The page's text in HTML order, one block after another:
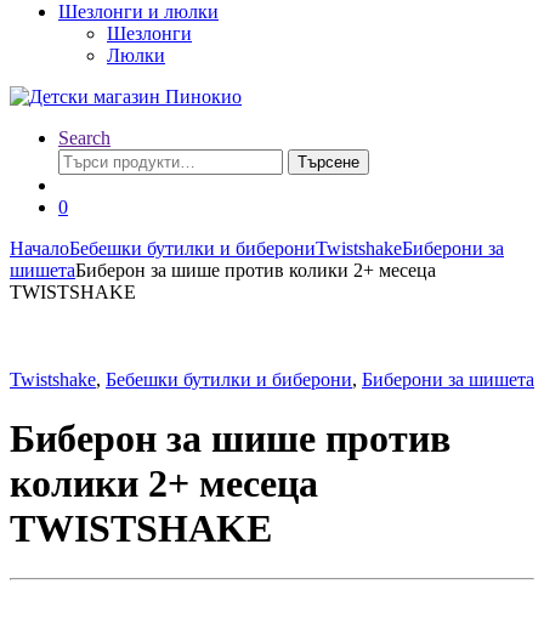
Шезлонги и люлки
Шезлонги
Люлки
Search
Търсене
за:
Търсене
0
НачалоБебешки бутилки и биберониTwistshakeБиберони за
шишетаБиберон за шише против колики 2+ месеца
TWISTSHAKE
Twistshake, Бебешки бутилки и биберони, Биберони за шишета
Биберон за шише против
колики 2+ месеца
TWISTSHAKE